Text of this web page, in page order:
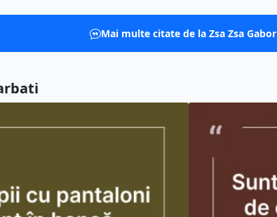
Mai multe citate de la Zsa Zsa Gabor